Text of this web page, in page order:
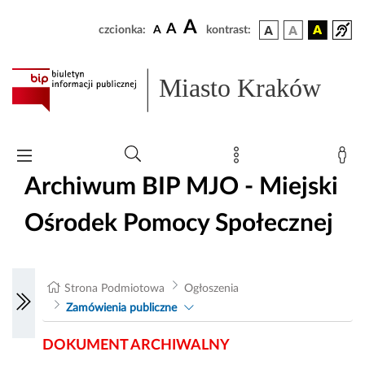
czcionka: A A A kontrast:
Miasto Kraków
Archiwum BIP MJO - Miejski
Ośrodek Pomocy Społecznej
Strona Podmiotowa
Ogłoszenia
Zamówienia publiczne
DOKUMENT ARCHIWALNY